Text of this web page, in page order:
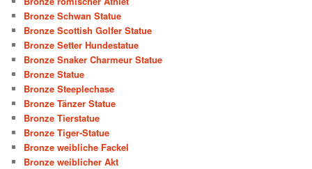
Bronze Schwan Statue
Bronze Scottish Golfer Statue
Bronze Setter Hundestatue
Bronze Snaker Charmeur Statue
Bronze Statue
Bronze Steeplechase
Bronze Tänzer Statue
Bronze Tierstatue
Bronze Tiger-Statue
Bronze weibliche Fackel
Bronze weiblicher Akt